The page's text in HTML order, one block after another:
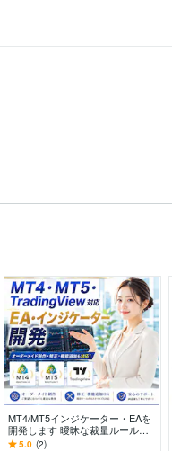
MT4/MT5インジケーター・EAを
開発します 曖昧な裁量ルールも
動作確認まで丁寧に対応
5.0 (2)